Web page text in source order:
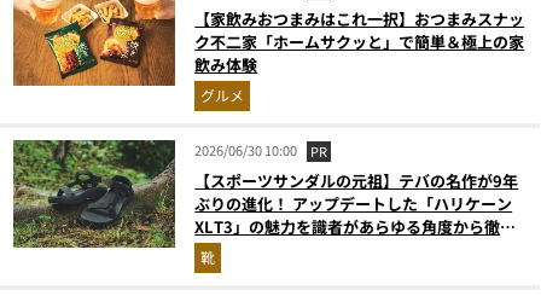
【家飲みおつまみはこれ一択】おつまみスナッ
ク不二家「ホームサクッと」で簡単＆極上の家
飲み体験
グルメ
2026/06/30 10:00 PR
【スポーツサンダルの元祖】テバの名作が9年
ぶりの進化！ アップデートした「ハリケーン
XLT3」の魅力を識者があらゆる角度から徹底
解説！
靴